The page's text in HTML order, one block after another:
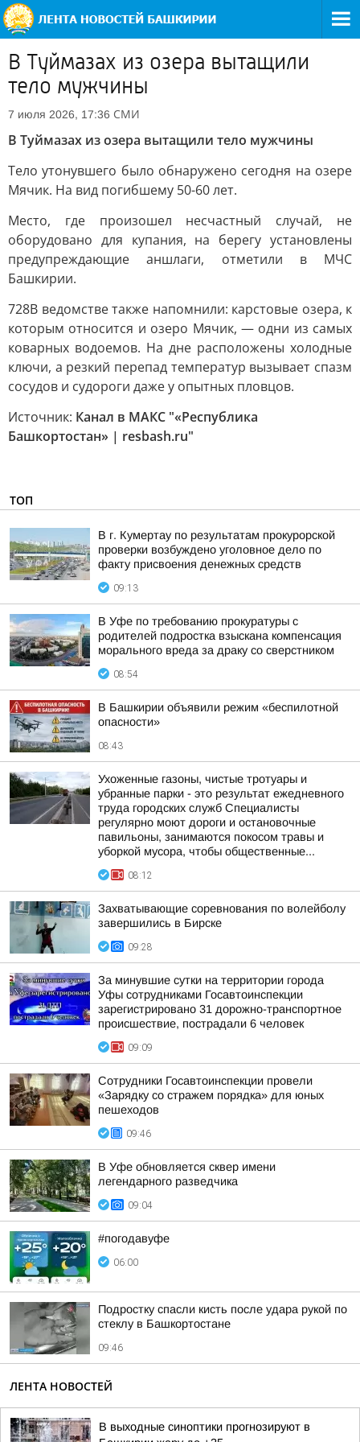
В Туймазах из озера вытащили
тело мужчины
7 июля 2026, 17:36 СМИ
В Туймазах из озера вытащили тело мужчины
Тело утонувшего было обнаружено сегодня на озере
Мячик. На вид погибшему 50-60 лет.
Место, где произошел несчастный случай, не
оборудовано для купания, на берегу установлены
предупреждающие аншлаги, отметили в МЧС
Башкирии.
728В ведомстве также напомнили: карстовые озера, к
которым относится и озеро Мячик, — одни из самых
коварных водоемов. На дне расположены холодные
ключи, а резкий перепад температур вызывает спазм
сосудов и судороги даже у опытных пловцов.
Источник: Канал в МАКС "«Республика
Башкортостан» | resbash.ru"
ТОП
В г. Кумертау по результатам прокурорской
проверки возбуждено уголовное дело по
факту присвоения денежных средств
09:13
В Уфе по требованию прокуратуры с
родителей подростка взыскана компенсация
морального вреда за драку со сверстником
08:54
В Башкирии объявили режим «беспилотной
опасности»
08:43
Ухоженные газоны, чистые тротуары и
убранные парки - это результат ежедневного
труда городских служб Специалисты
регулярно моют дороги и остановочные
павильоны, занимаются покосом травы и
уборкой мусора, чтобы общественные...
08:12
Захватывающие соревнования по волейболу
завершились в Бирске
09:28
За минувшие сутки на территории города
Уфы сотрудниками Госавтоинспекции
зарегистрировано 31 дорожно-транспортное
происшествие, пострадали 6 человек
09:09
Сотрудники Госавтоинспекции провели
«Зарядку со стражем порядка» для юных
пешеходов
09:46
В Уфе обновляется сквер имени
легендарного разведчика
09:04
#погодавуфе
06:00
Подростку спасли кисть после удара рукой по
стеклу в Башкортостане
09:46
ЛЕНТА НОВОСТЕЙ
В выходные синоптики прогнозируют в